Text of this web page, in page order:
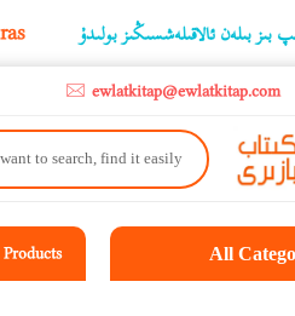
over 5,000 liras بولىدۇ
ewlatkitap@ewlatkitap.com
All